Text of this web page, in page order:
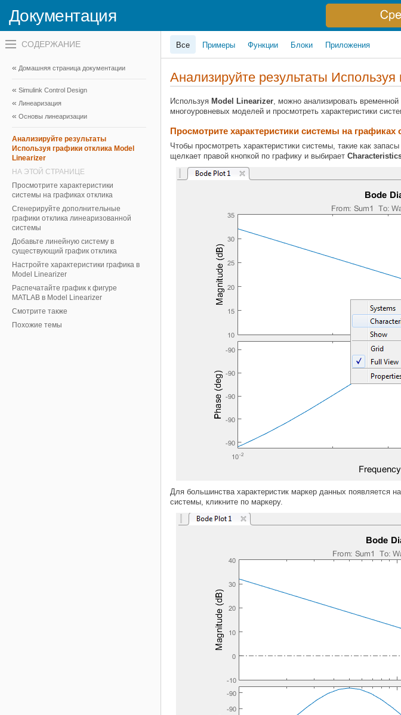
Документация
Переключатель
навигационного
вне
холста
навигационного
меню
холста
Домашняя страница документации
Simulink Control Design
Линеаризация
Основы линеаризации
Анализируйте результаты
Используя графики отклика Model
Linearizer
НА ЭТОЙ СТРАНИЦЕ
Просмотрите характеристики
системы на графиках отклика
Сгенерируйте дополнительные
графики отклика линеаризованной
системы
Добавьте линейную систему в
существующий график отклика
Настройте характеристики графика в
Model Linearizer
Распечатайте график к фигуре
MATLAB в Model Linearizer
Смотрите также
Похожие темы
Все Примеры Функции Блоки Приложения
Анализируйте результаты
Используя Model Linearizer, можно анализировать
многоуровневых моделей и просмотреть характеристики
Просмотрите характеристики системы на графиках
Чтобы просмотреть характеристики системы, такие как
щелкает правой кнопкой по графику и выбирает
Для большинства характеристик маркер данных появляется
системы, кликните по маркеру.